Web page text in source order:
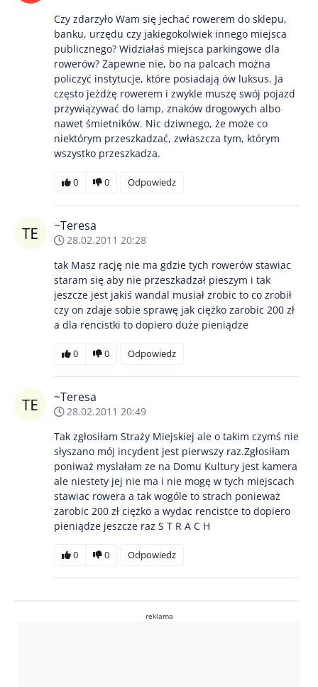
Czy zdarzyło Wam się jechać rowerem do sklepu,
banku, urzędu czy jakiegokolwiek innego miejsca
publicznego? Widziałaś miejsca parkingowe dla
rowerów? Zapewne nie, bo na palcach można
policzyć instytucje, które posiadają ów luksus. Ja
często jeżdżę rowerem i zwykle muszę swój pojazd
przywiązywać do lamp, znaków drogowych albo
nawet śmietników. Nic dziwnego, że może co
niektórym przeszkadzać, zwłaszcza tym, którym
wszystko przeszkadza.
0 0 Odpowiedz
~Teresa
28.02.2011 20:28
tak Masz rację nie ma gdzie tych rowerów stawiac
staram się aby nie przeszkadzał pieszym i tak
jeszcze jest jakiś wandal musiał zrobic to co zrobił
czy on zdaje sobie sprawę jak ciężko zarobic 200 zł
a dla rencistki to dopiero duże pieniądze
0 0 Odpowiedz
~Teresa
28.02.2011 20:49
Tak zgłosiłam Straży Miejskiej ale o takim czymś nie
słyszano mój incydent jest pierwszy raz.Zgłosiłam
poniważ myslałam ze na Domu Kultury jest kamera
ale niestety jej nie ma i nie mogę w tych miejscach
stawiac rowera a tak wogóle to strach ponieważ
zarobic 200 zł ciężko a wydac rencistce to dopiero
pieniądze jeszcze raz S T R A C H
0 0 Odpowiedz
reklama